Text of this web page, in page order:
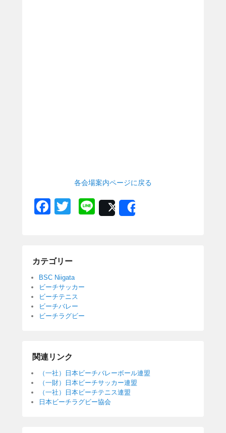
各会場案内ページに戻る
F
e
b
o
o
k
Li
Post
カテゴリー
BSC Niigata
ビーチサッカー
ビーチテニス
ビーチバレー
ビーチラグビー
関連リンク
（一社）日本ビーチバレーボール連盟
（一財）日本ビーチサッカー連盟
（一社）日本ビーチテニス連盟
日本ビーチラグビー協会